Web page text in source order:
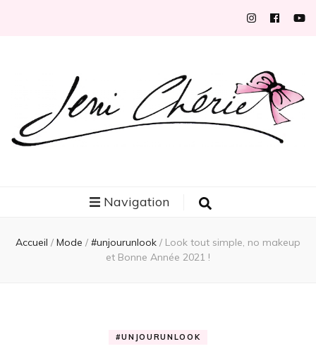
Navigation
Accueil / Mode / #unjourunlook / Look tout simple, no makeup
et Bonne Année 2021 !
#UNJOURUNLOOK